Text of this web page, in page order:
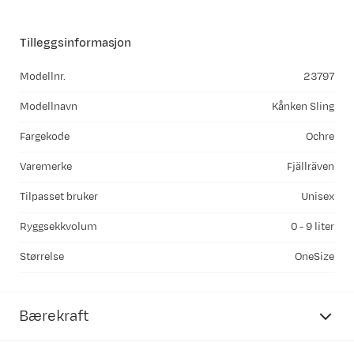
Tilleggsinformasjon
Modellnr. 23797
Modellnavn Kånken Sling
Fargekode Ochre
Varemerke Fjällräven
Tilpasset bruker Unisex
Ryggsekkvolum 0 - 9 liter
Størrelse OneSize
Bærekraft